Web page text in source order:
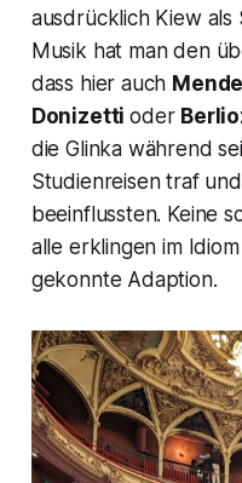
ausdrücklich Kiew
Musik hat man den
dass hier auch
Donizettioder
die Glinka während
Studienreisen traf
beeinflussten. Keine
alle erklingen im Idiom
gekonnte Adaption.